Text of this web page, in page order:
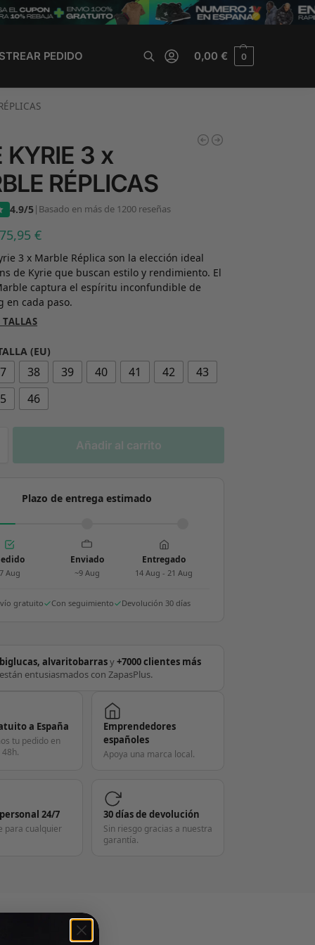
PEDIDO 0,00€ 0
KYRIE 3 x
RÉPLICAS
4.9/5| Basado en más de 1200 reseñas
75,95€
3 x Marble Réplica son la elección ideal
de Kyrie que buscan estilo y rendimiento. El
captura el espíritu inconfundible de
en cada paso.
(EU)
38 39 40 41 42
43
46
Añadir al carrito
Plazo de entrega estimado
Aug
Enviado
~9 Aug
Entregado
14 Aug - 21 Aug
gratuito Con seguimiento Devolución 30 días
biglucas, alvaritobarrasy+7000 clientes más
están entusiasmados con ZapasPlus.
a España
tu pedido en
Emprendedores
españoles
Apoya una marca local.
24/7
para cualquier
30 días de devolución
Sin riesgo gracias a nuestra
garantía.